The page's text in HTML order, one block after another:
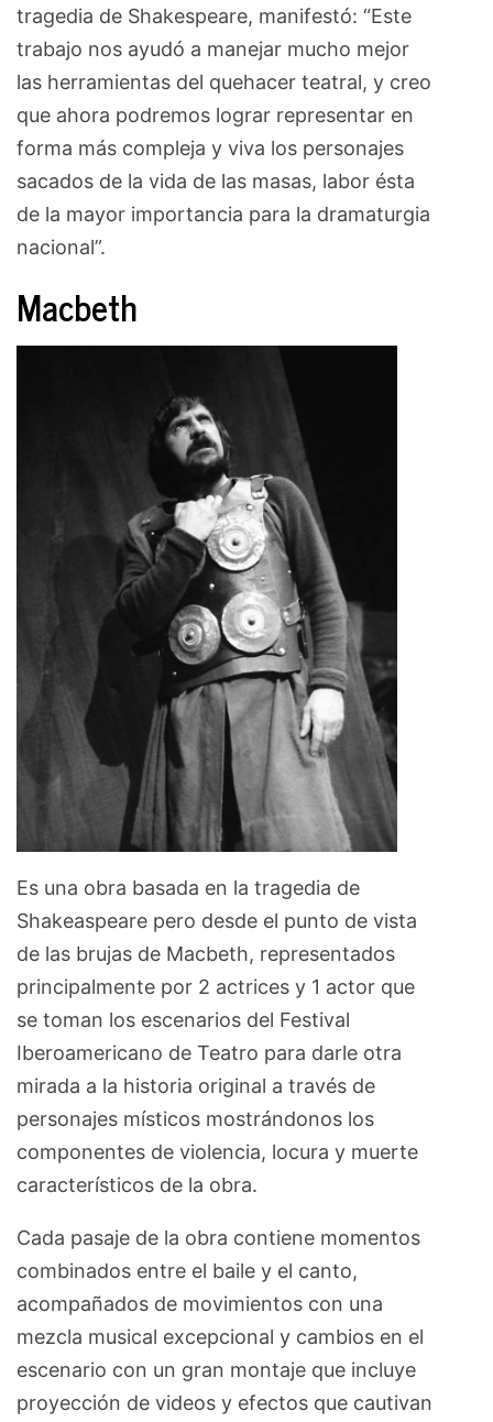
tragedia de Shakespeare, manifestó: “Este
trabajo nos ayudó a manejar mucho mejor
las herramientas del quehacer teatral, y creo
que ahora podremos lograr representar en
forma más compleja y viva los personajes
sacados de la vida de las masas, labor ésta
de la mayor importancia para la dramaturgia
nacional”.
Macbeth
Es una obra basada en la tragedia de
Shakeaspeare pero desde el punto de vista
de las brujas de Macbeth, representados
principalmente por 2 actrices y 1 actor que
se toman los escenarios del Festival
Iberoamericano de Teatro para darle otra
mirada a la historia original a través de
personajes místicos mostrándonos los
componentes de violencia, locura y muerte
característicos de la obra.
Cada pasaje de la obra contiene momentos
combinados entre el baile y el canto,
acompañados de movimientos con una
mezcla musical excepcional y cambios en el
escenario con un gran montaje que incluye
proyección de videos y efectos que cautivan